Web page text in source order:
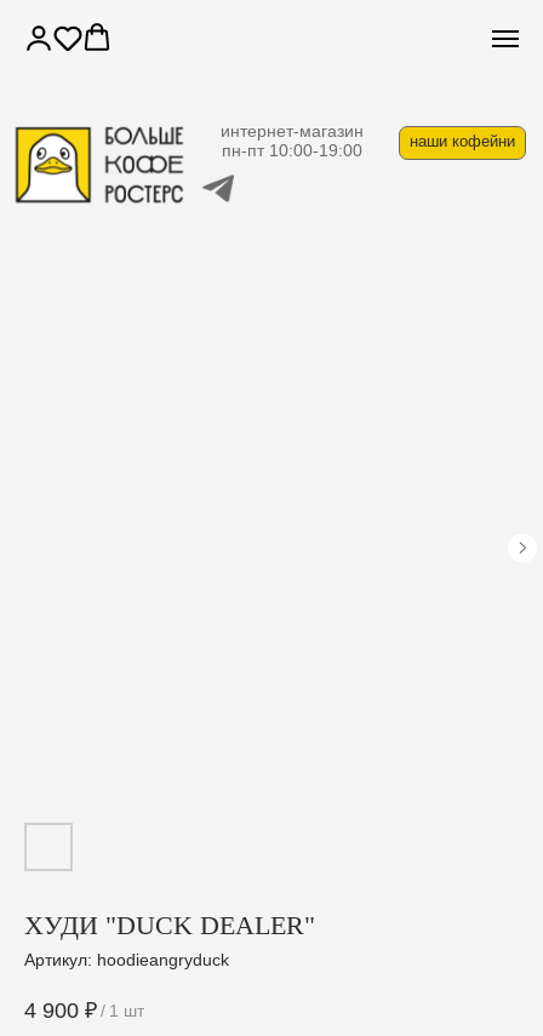
ХУДИ "DUCK DEALER"
Артикул: hoodieangryduck
4 900 ₽/ 1 шт